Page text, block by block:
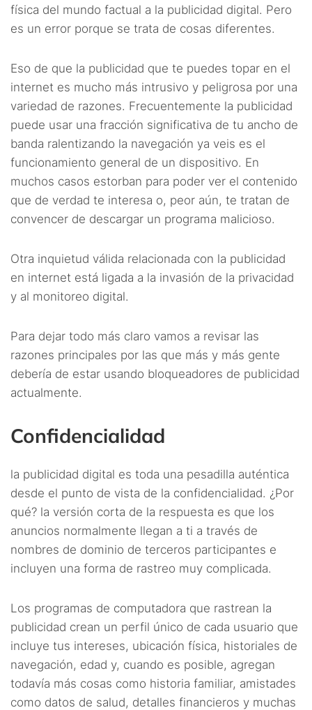
física del mundo factual a la publicidad digital. Pero
es un error porque se trata de cosas diferentes.
Eso de que la publicidad que te puedes topar en el
internet es mucho más intrusivo y peligrosa por una
variedad de razones. Frecuentemente la publicidad
puede usar una fracción significativa de tu ancho de
banda ralentizando la navegación ya veis es el
funcionamiento general de un dispositivo. En
muchos casos estorban para poder ver el contenido
que de verdad te interesa o, peor aún, te tratan de
convencer de descargar un programa malicioso.
Otra inquietud válida relacionada con la publicidad
en internet está ligada a la invasión de la privacidad
y al monitoreo digital.
Para dejar todo más claro vamos a revisar las
razones principales por las que más y más gente
debería de estar usando bloqueadores de publicidad
actualmente.
Confidencialidad
la publicidad digital es toda una pesadilla auténtica
desde el punto de vista de la confidencialidad. ¿Por
qué? la versión corta de la respuesta es que los
anuncios normalmente llegan a ti a través de
nombres de dominio de terceros participantes e
incluyen una forma de rastreo muy complicada.
Los programas de computadora que rastrean la
publicidad crean un perfil único de cada usuario que
incluye tus intereses, ubicación física, historiales de
navegación, edad y, cuando es posible, agregan
todavía más cosas como historia familiar, amistades
como datos de salud, detalles financieros y muchas